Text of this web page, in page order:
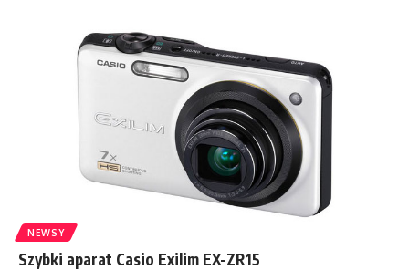
NEWSY
Szybki aparat Casio Exilim EX-ZR15